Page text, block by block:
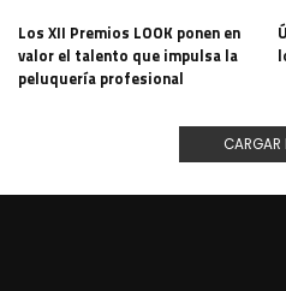
Los XII Premios LOOK ponen en
valor el talento que impulsa la
peluquería profesional
CARGAR